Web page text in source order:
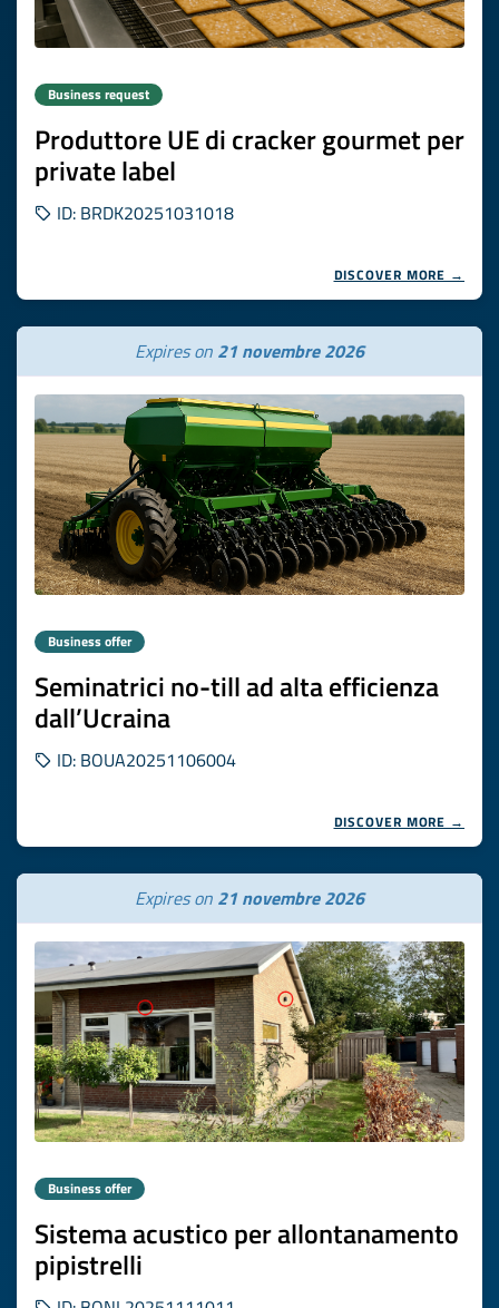
Business request
Produttore UE di cracker gourmet per
private label
ID: BRDK20251031018
DISCOVER MORE →
Expires on 21 novembre 2026
Business offer
Seminatrici no-till ad alta efficienza
dall’Ucraina
ID: BOUA20251106004
DISCOVER MORE →
Expires on 21 novembre 2026
Business offer
Sistema acustico per allontanamento
pipistrelli